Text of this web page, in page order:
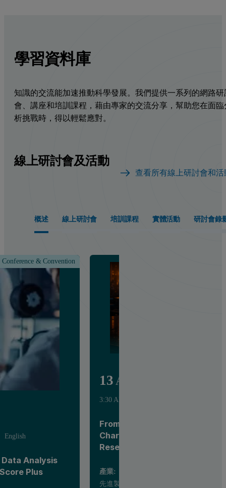
學習資料庫
知識的交流能加速推動科學發展。我們提供一系列的網路研
會、講座和培訓課程，藉由專家的交流分享，幫助您在面臨
析挑戰時，得以輕鬆應對。
線上研討會及活動
查看所有線上研討會和活
概述 線上研討會 培訓課程 實體活動 研討會錄
Analysis
Plus
English
Conference & Convention
From Ore to Insight - Advance
Characterization Across
Research
13 Aug
3:30 AM - 2:00 PM UTC
產業:
先進製造